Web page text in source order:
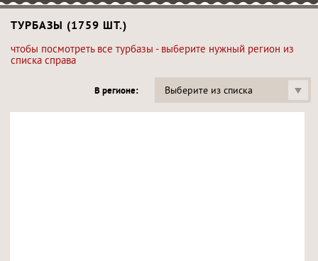
ТУРБАЗЫ (1759 ШТ.)
чтобы посмотреть все турбазы - выберите нужный регион из
списка справа
В регионе: Выберите из списка